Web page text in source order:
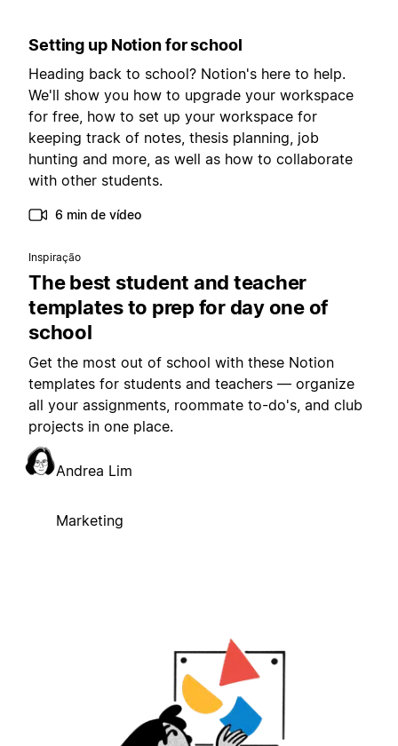
Setting up Notion for school
Heading back to school? Notion's here to help.
We'll show you how to upgrade your workspace
for free, how to set up your workspace for
keeping track of notes, thesis planning, job
hunting and more, as well as how to collaborate
with other students.
6 min de vídeo
Inspiração
The best student and teacher
templates to prep for day one of
school
Get the most out of school with these Notion
templates for students and teachers — organize
all your assignments, roommate to-do's, and club
projects in one place.
Andrea Lim
Marketing